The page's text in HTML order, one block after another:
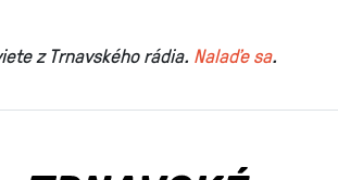
z Trnavského rádia. Nalaďe sa.